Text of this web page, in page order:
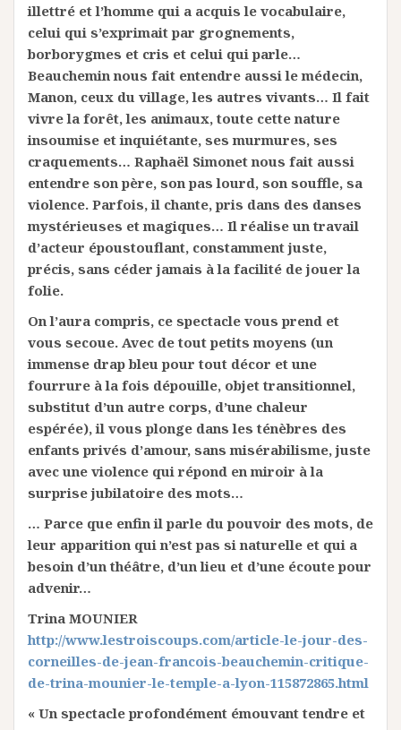
illettré et l’homme qui a acquis le vocabulaire,
celui qui s’exprimait par grognements,
borborygmes et cris et celui qui parle…
Beauchemin nous fait entendre aussi le médecin,
Manon, ceux du village, les autres vivants… Il fait
vivre la forêt, les animaux, toute cette nature
insoumise et inquiétante, ses murmures, ses
craquements… Raphaël Simonet nous fait aussi
entendre son père, son pas lourd, son souffle, sa
violence. Parfois, il chante, pris dans des danses
mystérieuses et magiques… Il réalise un travail
d’acteur époustouflant, constamment juste,
précis, sans céder jamais à la facilité de jouer la
folie.
On l’aura compris, ce spectacle vous prend et
vous secoue. Avec de tout petits moyens (un
immense drap bleu pour tout décor et une
fourrure à la fois dépouille, objet transitionnel,
substitut d’un autre corps, d’une chaleur
espérée), il vous plonge dans les ténèbres des
enfants privés d’amour, sans misérabilisme, juste
avec une violence qui répond en miroir à la
surprise jubilatoire des mots…
… Parce que enfin il parle du pouvoir des mots, de
leur apparition qui n’est pas si naturelle et qui a
besoin d’un théâtre, d’un lieu et d’une écoute pour
advenir…
Trina MOUNIER
http://www.lestroiscoups.com/article-le-jour-des-
corneilles-de-jean-francois-beauchemin-critique-
de-trina-mounier-le-temple-a-lyon-115872865.html
« Un spectacle profondément émouvant tendre et